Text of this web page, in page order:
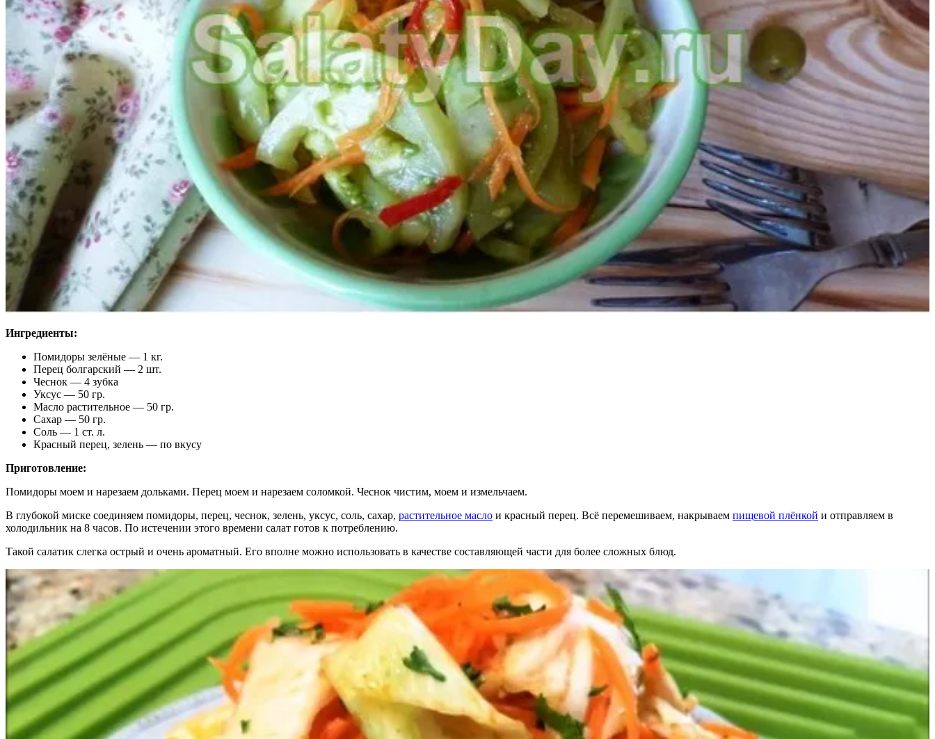
Ингредиенты:
Помидоры зелёные — 1 кг.
Перец болгарский — 2 шт.
Чеснок — 4 зубка
Уксус — 50 гр.
Масло растительное — 50 гр.
Сахар — 50 гр.
Соль — 1 ст. л.
Красный перец, зелень — по вкусу
Приготовление:
Помидоры моем и нарезаем дольками. Перец моем и нарезаем соломкой. Чеснок чистим, моем и измельчаем.
В глубокой миске соединяем помидоры, перец, чеснок, зелень, уксус, соль, сахар, растительное масло и красный перец. Всё перемешиваем, накрываем пищевой плёнкой и отправляем в
холодильник на 8 часов. По истечении этого времени салат готов к потреблению.
Такой салатик слегка острый и очень ароматный. Его вполне можно использовать в качестве составляющей части для более сложных блюд.